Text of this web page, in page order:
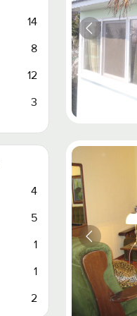
14
8
12
3
4
5
1
1
2